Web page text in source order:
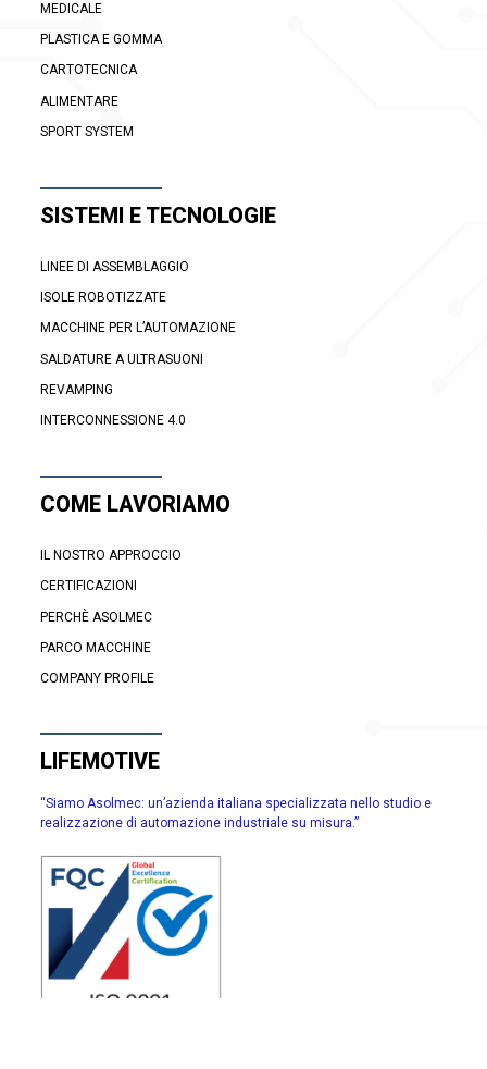
MEDICALE
PLASTICA E GOMMA
CARTOTECNICA
ALIMENTARE
SPORT SYSTEM
SISTEMI E TECNOLOGIE
LINEE DI ASSEMBLAGGIO
ISOLE ROBOTIZZATE
MACCHINE PER L’AUTOMAZIONE
SALDATURE A ULTRASUONI
REVAMPING
INTERCONNESSIONE 4.0
COME LAVORIAMO
IL NOSTRO APPROCCIO
CERTIFICAZIONI
PERCHÈ ASOLMEC
PARCO MACCHINE
COMPANY PROFILE
LIFEMOTIVE
“Siamo Asolmec: un’azienda italiana specializzata nello studio e
realizzazione di automazione industriale su misura.”